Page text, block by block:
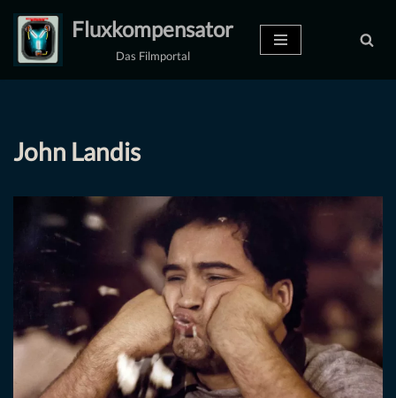
Zum
Inhalt
Fluxkompensator
Das Filmportal
John Landis